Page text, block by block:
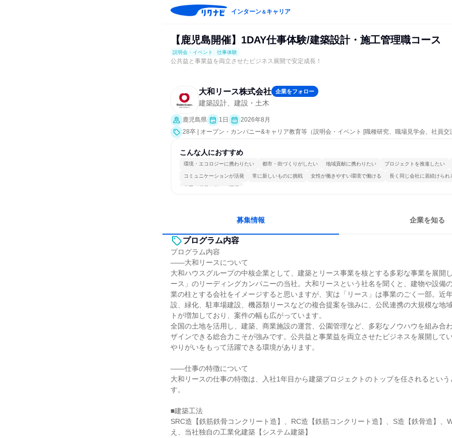
インターン＆キャリア
【鹿児島開催】1DAY仕事体験/建築設計・施工管理職コース
説明会・イベント 仕事体験
公共益と事業益を両立させたビジネス展開で安定成長！
大和リース株式会社 企業をフォロー
建築設計、建設・土木
鹿児島県 1日
2026年8月
28卒 | オープン・カンパニー&キャリア教育等（説明会・イベント [職種研究、職場見学会、社員交
こんな人におすすめ
環境・エコロジーに携わりたい 都市・街づくりがしたい 地域貢献に携わりたい プロジェクトを推進したい
コミュニケーションが活発 常に新しいものに挑戦 女性が働きやすい環境で働ける 長く同じ会社に居続けられ
若手が裁量を持てる環境
募集情報 企業を知る
プログラム内容
プログラム内容
――大和リースについて
大和ハウスグループの中核企業として、建築とリース事業を核とする多彩な事業を展開
ース」のリーディングカンパニーの当社。大和リースという社名を聞くと、建物や設備
業の柱とする会社をイメージすると思いますが、実は「リース」は事業のごく一部。近
設、緑化、駐車場建設、機器類リースなどの複合提案を強みに、公民連携の大規模な地
トが増加しており、案件の幅も広がっています。
全国の土地を活用し、建築、商業施設の運営、公園管理など、多彩なノウハウを組み合
ザインできる総合力こそが強みです。公共益と事業益を両立させたビジネスを展開して
やりがいをもって活躍できる環境があります。
――仕事の特徴について
大和リースの仕事の特徴は、入社1年目から建築プロジェクトのトップを任されるという
す。
■建築工法
SRC造【鉄筋鉄骨コンクリート造】、RC造【鉄筋コンクリート造】、S造【鉄骨造】、
え、当社独自の工業化建築【システム建築】